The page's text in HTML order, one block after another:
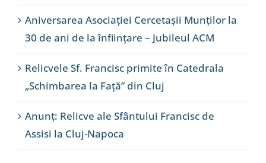
Aniversarea Asociației Cercetașii Munților la
30 de ani de la înființare – Jubileul ACM
Relicvele Sf. Francisc primite în Catedrala
„Schimbarea la Față” din Cluj
Anunț: Relicve ale Sfântului Francisc de
Assisi la Cluj-Napoca